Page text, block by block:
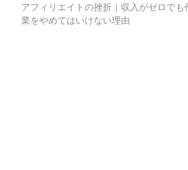
アフィリエイトの挫折｜収入がゼロでも
業をやめてはいけない理由